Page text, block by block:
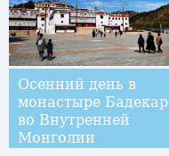
Осенний день в
монастыре Бадекар
во Внутренней
Монголии